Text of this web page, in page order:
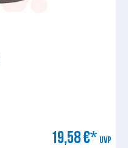
19,58 €* UVP